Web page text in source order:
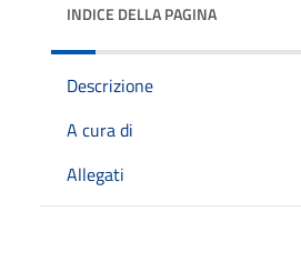
INDICE DELLA PAGINA
Descrizione
A cura di
Allegati